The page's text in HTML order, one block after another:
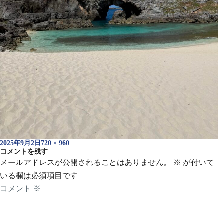
投
稿
日:
2025年9月2日 フ
ル
サ
ズ
720 × 960
コメントを残す
メールアドレスが公開されることはありません。 ※ が付いて
いる欄は必須項目です
コメント ※